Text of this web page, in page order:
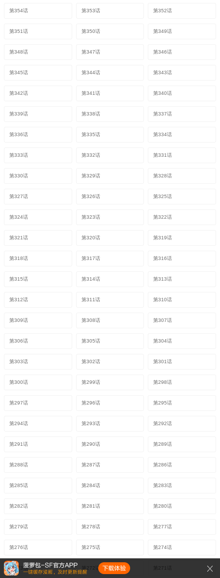
第354话 第353话 第352话
第351话 第350话 第349话
第348话 第347话 第346话
第345话 第344话 第343话
第342话 第341话 第340话
第339话 第338话 第337话
第336话 第335话 第334话
第333话 第332话 第331话
第330话 第329话 第328话
第327话 第326话 第325话
第324话 第323话 第322话
第321话 第320话 第319话
第318话 第317话 第316话
第315话 第314话 第313话
第312话 第311话 第310话
第309话 第308话 第307话
第306话 第305话 第304话
第303话 第302话 第301话
第300话 第299话 第298话
第297话 第296话 第295话
第294话 第293话 第292话
第291话 第290话 第289话
第288话 第287话 第286话
第285话 第284话 第283话
第282话 第281话 第280话
第279话 第278话 第277话
第276话 第275话 第274话
第273话 第272话 第271话